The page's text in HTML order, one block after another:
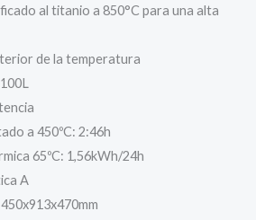
al titanio a 850°C para una alta
de la temperatura
a 450ºC: 2:46h
65ºC: 1,56kWh/24h
A